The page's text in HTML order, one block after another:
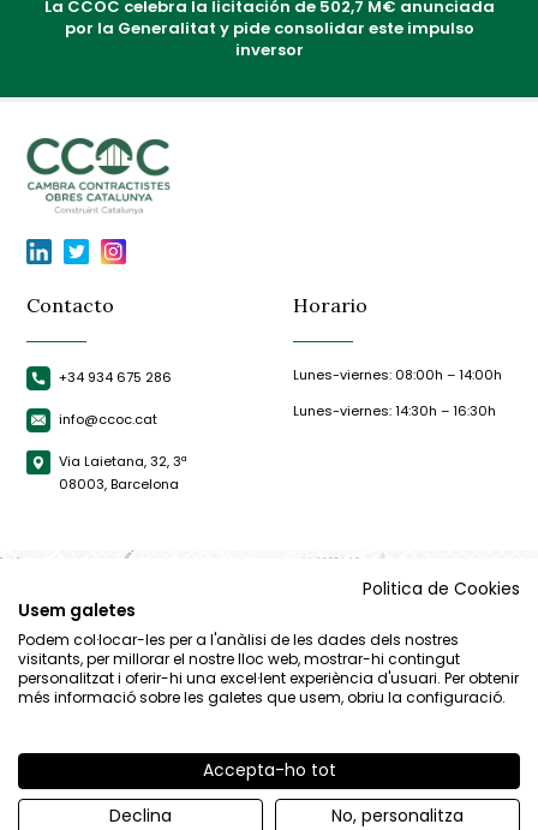
La CCOC celebra la licitación de 502,7 M€ anunciada
por la Generalitat y pide consolidar este impulso
inversor
Contacto
+34 934 675 286
info@ccoc.cat
Via Laietana, 32, 3ª
08003, Barcelona
Horario
Lunes-viernes: 08:00h – 14:00h
Lunes-viernes: 14:30h – 16:30h
Aviso Legal Política de privacidad | Política de cookies
Politica de Cookies
Usem galetes
Podem col·locar-les per a l'anàlisi de les dades dels nostres
visitants, per millorar el nostre lloc web, mostrar-hi contingut
personalitzat i oferir-hi una excel·lent experiència d'usuari. Per obtenir
més informació sobre les galetes que usem, obriu la configuració.
Accepta-ho tot
Declina
No, personalitza